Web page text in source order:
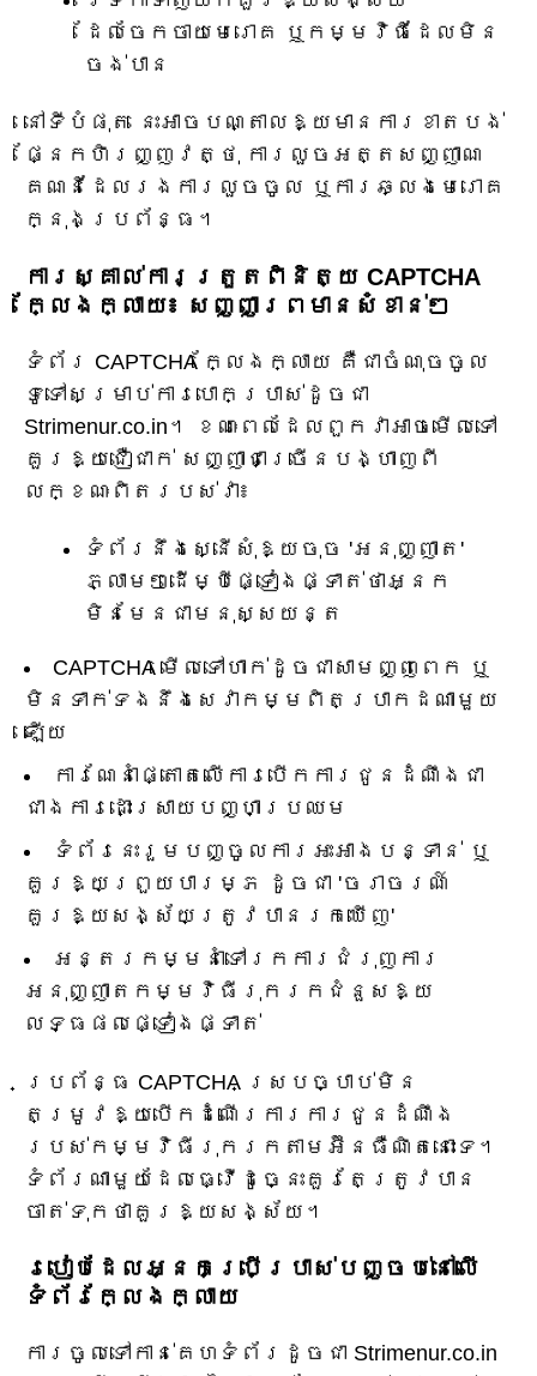
ដែលចែកចាយមេរោគ ឬកម្មវិធីដែលមិន
ចង់បាន
នៅទីបំផុត នេះអាចបណ្តាលឱ្យមានការខាតបង់
ផ្នែកហិរញ្ញវត្ថុ ការលួចអត្តសញ្ញាណ
គណនីដែលរងការលួចចូល ឬការឆ្លងមេរោគ
ក្នុងប្រព័ន្ធ។
ការស្គាល់ការត្រួតពិនិត្យ CAPTCHA
ក្លែងក្លាយ៖ សញ្ញាព្រមានសំខាន់ៗ
ទំព័រ CAPTCHA ក្លែងក្លាយ គឺជាចំណុចចូល
ទូទៅសម្រាប់ការបោកប្រាស់ដូចជា
Strimenur.co.in។ ខណៈពេលដែលពួកវាអាចមើលទៅ
គួរឱ្យជឿជាក់ សញ្ញាជាច្រើនបង្ហាញពី
លក្ខណៈពិតរបស់វា៖
ទំព័រនឹងស្នើសុំឱ្យចុច 'អនុញ្ញាត'
ភ្លាមៗដើម្បីផ្ទៀងផ្ទាត់ថាអ្នក
មិនមែនជាមនុស្សយន្ត
CAPTCHA មើលទៅហាក់ដូចជាសាមញ្ញពេក ឬ
មិនទាក់ទងនឹងសេវាកម្មពិតប្រាកដណាមួយ
ឡើយ
ការណែនាំផ្តោតលើការបើកការជូនដំណឹងជា
ជាងការដោះស្រាយបញ្ហាប្រឈម
ទំព័រនេះរួមបញ្ចូលការអះអាងបន្ទាន់ ឬ
គួរឱ្យព្រួយបារម្ភ ដូចជា 'ចរាចរណ៍
គួរឱ្យសង្ស័យត្រូវបានរកឃើញ'
អន្តរកម្មនាំទៅរកការជំរុញការ
អនុញ្ញាតកម្មវិធីរុករកជំនួសឱ្យ
លទ្ធផលផ្ទៀងផ្ទាត់
ប្រព័ន្ធ CAPTCHA ស្របច្បាប់មិន
តម្រូវឱ្យបើកដំណើរការការជូនដំណឹង
របស់កម្មវិធីរុករកតាមអ៊ីនធឺណិតនោះទេ។
ទំព័រណាមួយដែលធ្វើដូច្នេះគួរតែត្រូវបាន
ចាត់ទុកថាគួរឱ្យសង្ស័យ។
របៀបដែលអ្នកប្រើប្រាស់បញ្ចប់នៅលើ
ទំព័រក្លែងក្លាយ
ការចូលទៅកាន់គេហទំព័រដូចជា Strimenur.co.in